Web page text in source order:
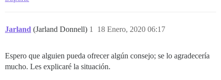
Jarland (Jarland Donnell) 18 Enero, 2020 06:17
1
Espero que alguien pueda ofrecer algún consejo; se lo agradecería
mucho. Les explicaré la situación.